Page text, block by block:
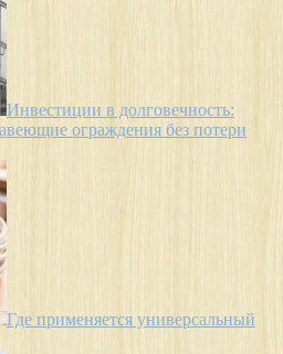
Инвестиции в долговечность:
ограждения без потери
Где применяется универсальный